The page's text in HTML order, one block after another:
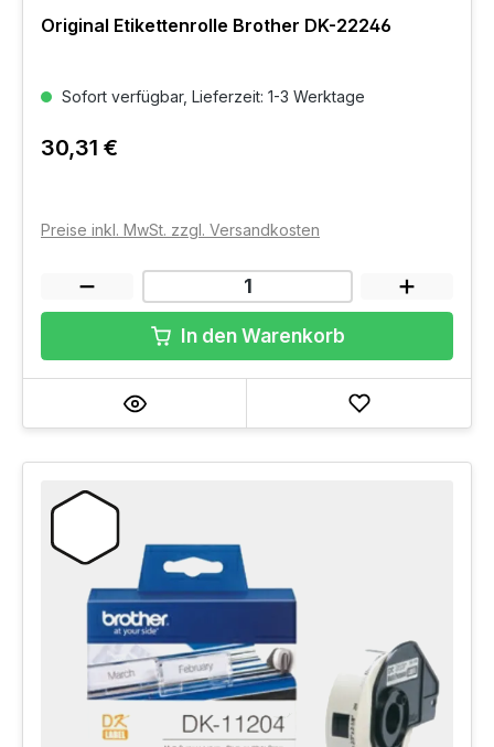
Original Etikettenrolle Brother DK-22246
Sofort verfügbar, Lieferzeit: 1-3 Werktage
30,31 €
Preise inkl. MwSt. zzgl. Versandkosten
In den Warenkorb